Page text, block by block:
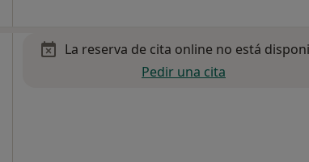
La reserva de cita online no está
Pedir una cita